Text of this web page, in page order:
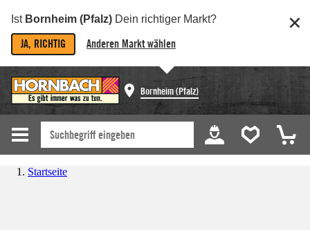
Ist Bornheim (Pfalz) Dein richtiger Markt?
JA, RICHTIG Anderen Markt wählen
Bornheim (Pfalz)
Startseite